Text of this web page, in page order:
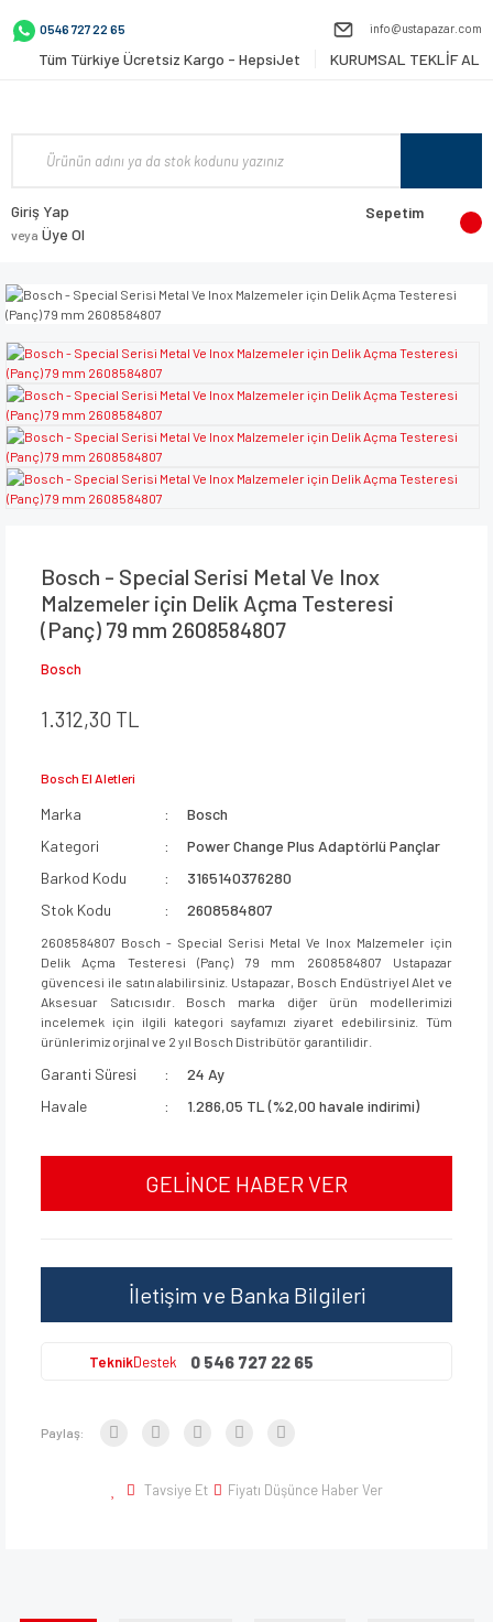
0546 727 22 65 info@ustapazar.com
Tüm Türkiye Ücretsiz Kargo - HepsiJet KURUMSAL TEKLİF AL
Giriş Yap
veya Üye Ol
Sepetim
Bosch - Special Serisi Metal Ve Inox
Malzemeler için Delik Açma Testeresi
(Panç) 79 mm 2608584807
Bosch
1.312,30 TL
Bosch El Aletleri
Marka
Bosch
Kategori
Power Change Plus Adaptörlü Pançlar
Barkod Kodu
3165140376280
Stok Kodu
2608584807
2608584807 Bosch - Special Serisi Metal Ve Inox Malzemeler için
Delik Açma Testeresi (Panç) 79 mm 2608584807 Ustapazar
güvencesi ile satın alabilirsiniz. Ustapazar, Bosch Endüstriyel Alet ve
Aksesuar Satıcısıdır. Bosch marka diğer ürün modellerimizi
incelemek için ilgili kategori sayfamızı ziyaret edebilirsiniz. Tüm
ürünlerimiz orjinal ve 2 yıl Bosch Distribütör garantilidir.
Garanti Süresi
24 Ay
Havale
1.286,05 TL (%2,00 havale indirimi)
GELİNCE HABER VER
İletişim ve Banka Bilgileri
TeknikDestek 0 546 727 22 65
Paylaş:
Tavsiye Et Fiyatı Düşünce Haber Ver